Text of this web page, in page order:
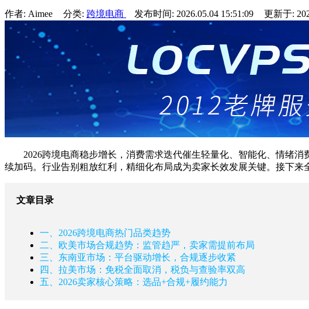
作者: Aimee 分类: 跨境电商 发布时间: 2026.05.04 15:51:09 更新于:
2026跨境电商稳步增长，消费需求迭代催生轻量化、智能化、情绪
续加码。行业告别粗放红利，精细化布局成为卖家长效发展关键。接下来
文章目录
一、2026跨境电商热门品类趋势
二、欧美市场合规趋势：监管趋严，卖家需提前布局
三、东南亚市场：平台驱动增长，合规逐步收紧
四、拉美市场：免税全面取消，税负与查验率双高
五、2026卖家核心策略：选品+合规+履约能力